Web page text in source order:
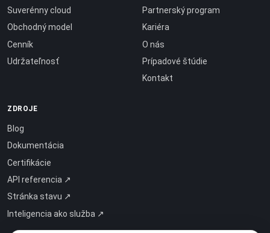
Suverénny cloud
Obchodný model
Cenník
Udržateľnosť
Partnerský program
Kariéra
O nás
Prípadové štúdie
Kontakt
ZDROJE
Blog
Dokumentácia
Certifikácie
API referencia ↗
Stránka stavu ↗
Inteligencia ako služba ↗